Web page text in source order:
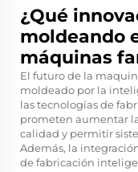
¿Qué
moldeando
máquinas
El futuro de la
moldeado por la
las tecnologías de
prometen aumentar
calidad y permitir
Además, la
de fabricación